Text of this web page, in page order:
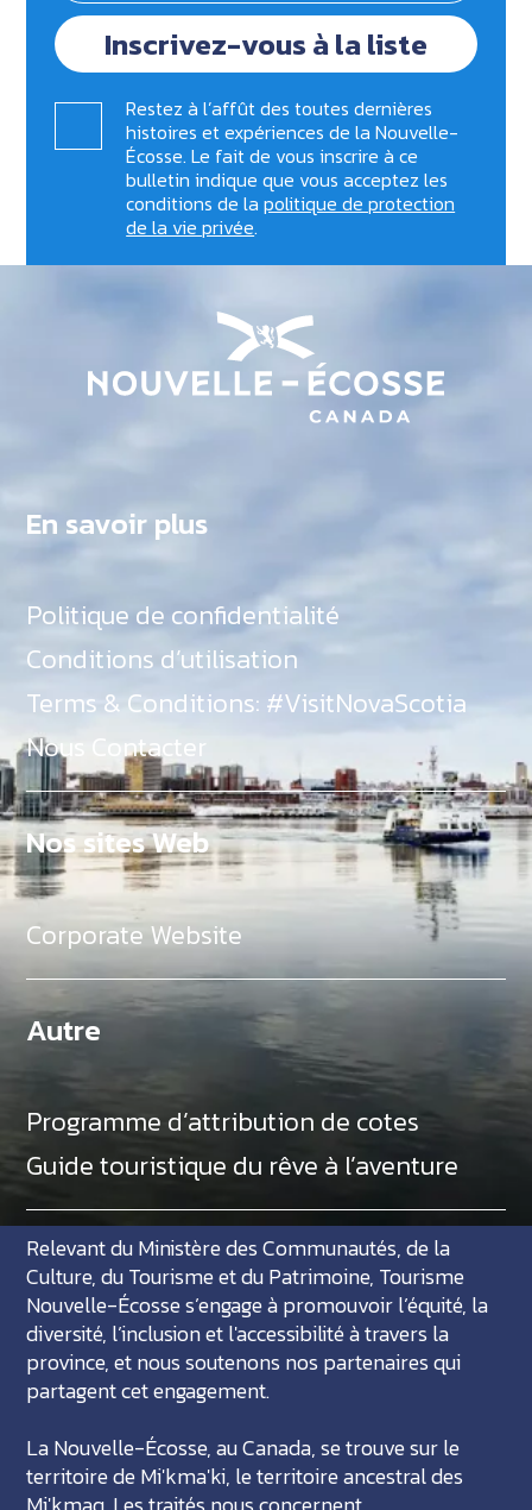
Inscrivez-vous à la liste
Restez à l’affût des toutes dernières
histoires et expériences de la Nouvelle-
Écosse. Le fait de vous inscrire à ce
bulletin indique que vous acceptez les
conditions de lapolitique de protection
de la vie privée.
En savoir plus
Politique de confidentialité
Conditions d’utilisation
Terms & Conditions: #VisitNovaScotia
Nous Contacter
Nos sites Web
Corporate Website
Autre
Programme d’attribution de cotes
Guide touristique du rêve à l’aventure
Relevant du Ministère des Communautés, de la
Culture, du Tourisme et du Patrimoine, Tourisme
Nouvelle-Écosse s’engage à promouvoir l’équité, la
diversité, l’inclusion et l'accessibilité à travers la
province, et nous soutenons nos partenaires qui
partagent cet engagement.
La Nouvelle-Écosse, au Canada, se trouve sur le
territoire de Mi'kma'ki, le territoire ancestral des